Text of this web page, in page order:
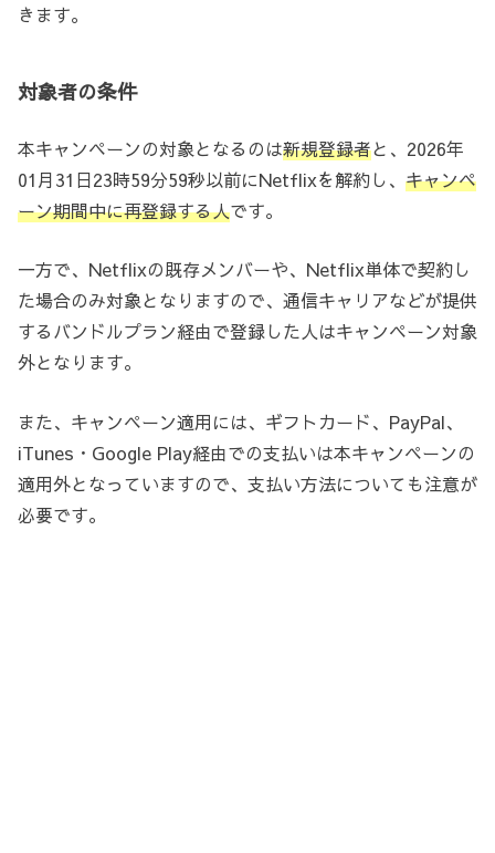
きます。
対象者の条件
本キャンペーンの対象となるのは新規登録者と、2026年
01月31日23時59分59秒以前にNetflixを解約し、 キャンペ
ーン期間中に再登録する人です。
一方で、Netflixの既存メンバーや、Netflix単体で契約し
た場合のみ対象となりますので、通信キャリアなどが提供
するバンドルプラン経由で登録した人はキャンペーン対象
外となります。
また、キャンペーン適用には、ギフトカード、PayPal、
iTunes・Google Play経由での支払いは本キャンペーンの
適用外となっていますので、支払い方法についても注意が
必要です。